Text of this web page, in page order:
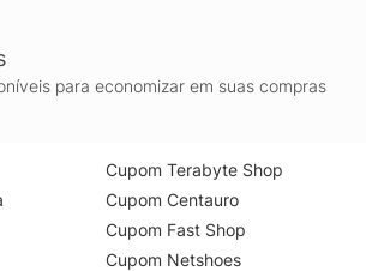
para economizar em suas compras
Cupom Terabyte Shop
Cupom Centauro
Cupom Fast Shop
Cupom Netshoes